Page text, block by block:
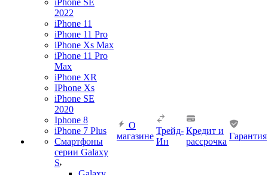
iPhone SE
2022
iPhone 11
iPhone 11 Pro
iPhone Xs Max
iPhone 11 Pro
Max
iPhone XR
IPhone Xs
iPhone SE
2020
Iphone 8
iPhone 7 Plus
Смартфоны
серии Galaxy
S
О
магазине
Трейд-
Ин
Кредит и
рассрочка
Гарантия